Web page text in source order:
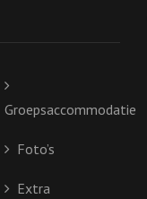
Groepsaccommodatie
Foto’s
Extra